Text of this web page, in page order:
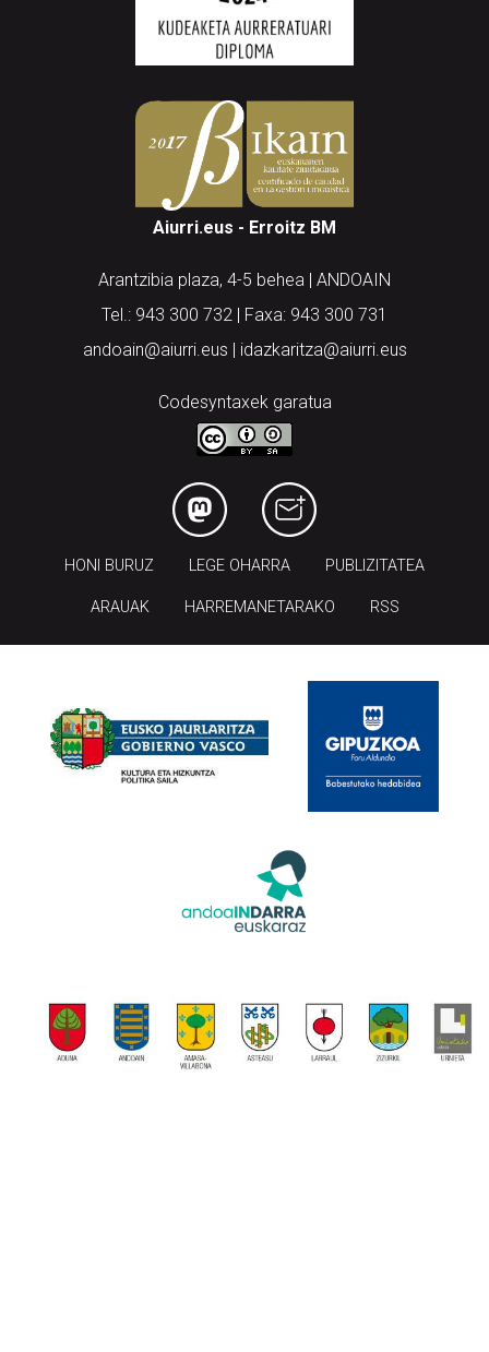
Aiurri.eus - Erroitz BM
Arantzibia plaza, 4-5 behea | ANDOAIN
Tel.: 943 300 732 | Faxa: 943 300 731
andoain@aiurri.eus | idazkaritza@aiurri.eus
Codesyntaxek garatua
HONI BURUZ LEGE OHARRA PUBLIZITATEA
ARAUAK HARREMANETARAKO RSS